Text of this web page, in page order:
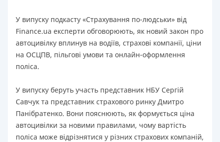
У випуску подкасту «Страхування по-людськи» від
Finance.ua експерти обговорюють, як новий закон про
автоцивілку вплинув на водіїв, страхові компанії, ціни
на ОСЦПВ, пільгові умови та онлайн-оформлення
поліса.
У випуску беруть участь представник НБУ Сергій
Савчук та представник страхового ринку Дмитро
Панібратенко. Вони пояснюють, як формується ціна
автоцивілки за новими правилами, чому вартість
поліса може відрізнятися у різних страхових компаній,